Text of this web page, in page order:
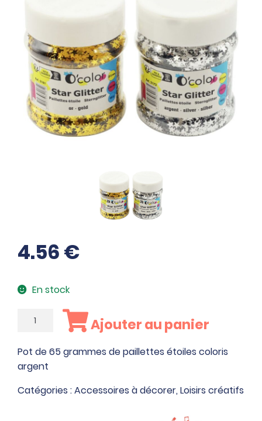
4.56€
En stock
quantité
de
65
grammes
Ajouter au panier
Pot de 65 grammes de paillettes étoiles coloris
argent
Catégories :Accessoires à décorer, Loisirs créatifs